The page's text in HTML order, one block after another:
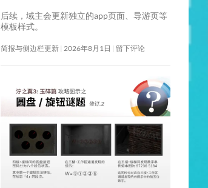
后续，域主会更新独立的app页面、导游页等
模板样式。
简报与侧边栏更新 2026年8月1日 留下评论